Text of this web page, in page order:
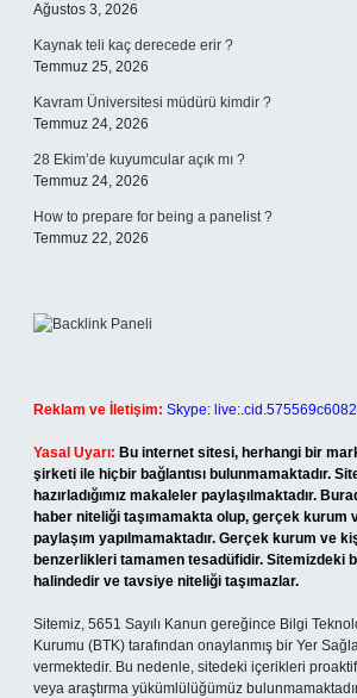
Ağustos 3, 2026
Kaynak teli kaç derecede erir ?
Temmuz 25, 2026
Kavram Üniversitesi müdürü kimdir ?
Temmuz 24, 2026
28 Ekim’de kuyumcular açık mı ?
Temmuz 24, 2026
How to prepare for being a panelist ?
Temmuz 22, 2026
Reklam ve İletişim: Skype:
Yasal Uyarı: Bu internet sitesi, herhangi bir
şirketi ile hiçbir bağlantısı bulunmamaktadır.
hazırladığımız makaleler paylaşılmaktadır.
haber niteliği taşımamakta olup, gerçek kurum
paylaşım yapılmamaktadır. Gerçek kurum ve
benzerlikleri tamamen tesadüfidir. Sitemizdeki
halindedir ve tavsiye niteliği taşımazlar.
Sitemiz, 5651 Sayılı Kanun gereğince Bilgi
Kurumu (BTK) tarafından onaylanmış bir Yer
vermektedir. Bu nedenle, sitedeki içerikleri
veya araştırma yükümlülüğümüz